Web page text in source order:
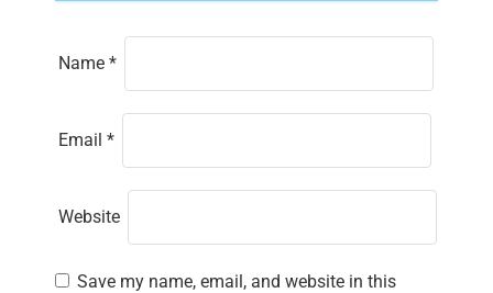
Name *
Email *
Website
Save my name, email, and website in this